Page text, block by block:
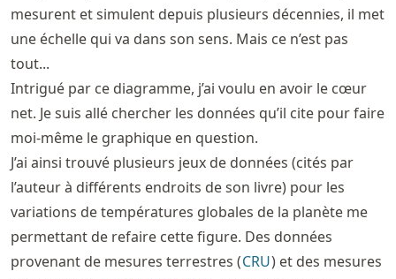
mesurent et simulent depuis plusieurs décennies, il met
une échelle qui va dans son sens. Mais ce n’est pas
tout...
Intrigué par ce diagramme, j’ai voulu en avoir le cœur
net. Je suis allé chercher les données qu’il cite pour faire
moi-même le graphique en question.
J’ai ainsi trouvé plusieurs jeux de données (cités par
l’auteur à différents endroits de son livre) pour les
variations de températures globales de la planète me
permettant de refaire cette figure. Des données
provenant de mesures terrestres (CRU) et des mesures